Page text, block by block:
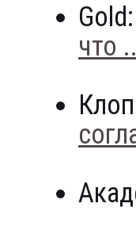
Gold:
что